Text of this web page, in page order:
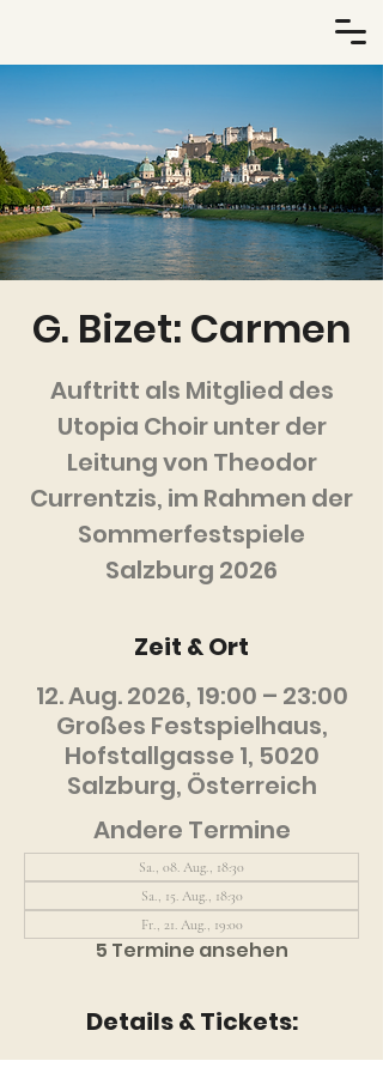
G. Bizet: Carmen
Auftritt als Mitglied des
Utopia Choir unter der
Leitung von Theodor
Currentzis, im Rahmen der
Sommerfestspiele
Salzburg 2026
Zeit & Ort
12. Aug. 2026, 19:00 – 23:00
Großes Festspielhaus,
Hofstallgasse 1, 5020
Salzburg, Österreich
Andere Termine
Sa., 08. Aug., 18:30
Sa., 15. Aug., 18:30
Fr., 21. Aug., 19:00
5 Termine ansehen
Details & Tickets: